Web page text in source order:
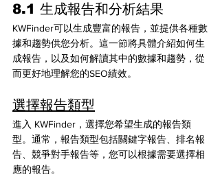
8.1 生成報告和分析結果
KWFinder可以生成豐富的報告，並提供各種數
據和趨勢供您分析。這一節將具體介紹如何生
成報告，以及如何解讀其中的數據和趨勢，從
而更好地理解您的SEO績效。
選擇報告類型
進入 KWFinder，選擇您希望生成的報告類
型。通常，報告類型包括關鍵字報告、排名報
告、競爭對手報告等，您可以根據需要選擇相
應的報告。